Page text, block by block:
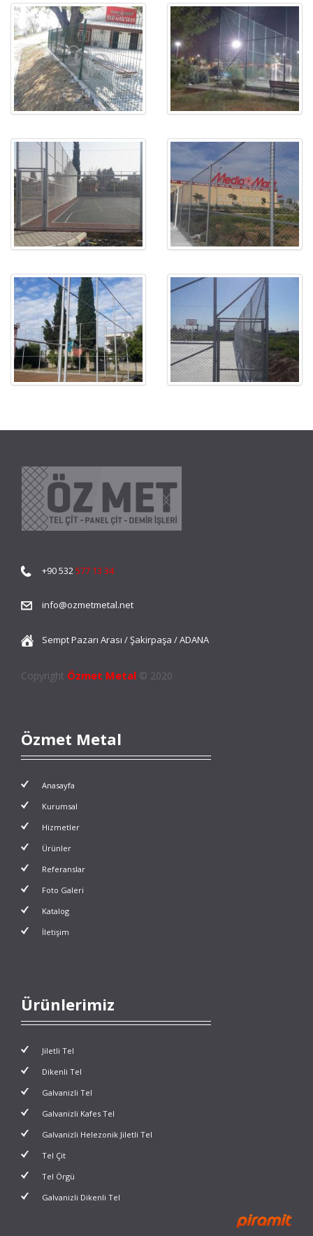
+90 532577 13 34
info@ozmetmetal.net
Sempt Pazarı Arası / Şakirpaşa / ADANA
Copyright Özmet Metal © 2020
Özmet Metal
Anasayfa
Kurumsal
Hizmetler
Ürünler
Referanslar
Foto Galeri
Katalog
İletişim
Ürünlerimiz
Jiletli Tel
Dikenli Tel
Galvanizli Tel
Galvanizli Kafes Tel
Galvanizli Helezonik Jiletli Tel
Tel Çit
Tel Örgü
Galvanizli Dikenli Tel